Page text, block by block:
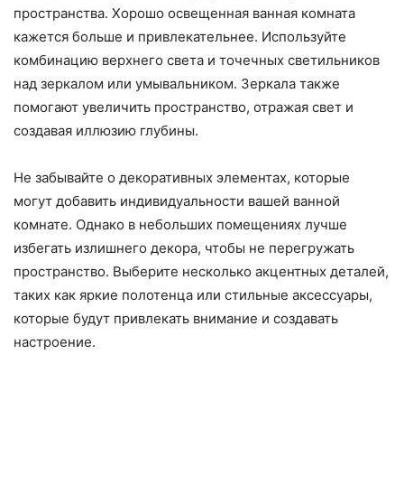
пространства. Хорошо освещенная ванная комната
кажется больше и привлекательнее. Используйте
комбинацию верхнего света и точечных светильников
над зеркалом или умывальником. Зеркала также
помогают увеличить пространство, отражая свет и
создавая иллюзию глубины.
Не забывайте о декоративных элементах, которые
могут добавить индивидуальности вашей ванной
комнате. Однако в небольших помещениях лучше
избегать излишнего декора, чтобы не перегружать
пространство. Выберите несколько акцентных деталей,
таких как яркие полотенца или стильные аксессуары,
которые будут привлекать внимание и создавать
настроение.